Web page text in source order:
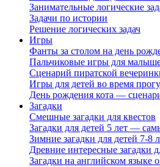
Занимательные логические
Задачи по истории
Решение логических задач
Игры
Фанты за столом на день
Пальчиковые игры для
Сценарий пиратской
Игры для детей во время
День рождения кота —
Загадки
Смешные загадки для квестов
Загадки для детей 5 лет —
Зимние загадки для детей 7-8
Древние интересные загадки
Загадки на английском языке